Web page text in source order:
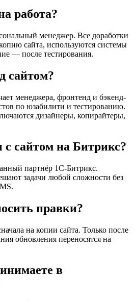
работа?
менеджер. Все доработки
сайта, используются системы
— после тестирования.
сайтом?
менеджера, фронтенд и бэкенд-
по юзабилити и тестированию.
дизайнеры, копирайтеры,
с сайтом на Битрикс?
партнёр 1С-Битрикс.
задачи любой сложности без
правки?
на копии сайта. Только после
обновления переносятся на
в